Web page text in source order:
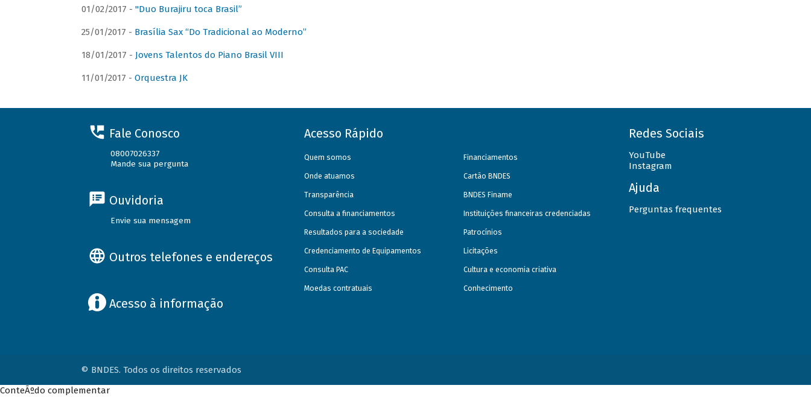
01/02/2017 - "Duo Burajiru toca Brasil”
25/01/2017 - Brasília Sax “Do Tradicional ao Moderno”
18/01/2017 - Jovens Talentos do Piano Brasil VIII
11/01/2017 - Orquestra JK
Fale Conosco
08007026337
Mande sua pergunta
Ouvidoria
Envie sua mensagem
Outros telefones e endereços
Acesso à informação
Acesso Rápido
Quem somos
Onde atuamos
Transparência
Consulta a financiamentos
Resultados para a sociedade
Credenciamento de Equipamentos
Consulta PAC
Moedas contratuais
Financiamentos
Cartão BNDES
BNDES Finame
Instituições financeiras credenciadas
Patrocínios
Licitações
Cultura e economia criativa
Conhecimento
Redes Sociais
YouTube
Instagram
Ajuda
Perguntas frequentes
© BNDES. Todos os direitos reservados
ConteÃºdo complementar